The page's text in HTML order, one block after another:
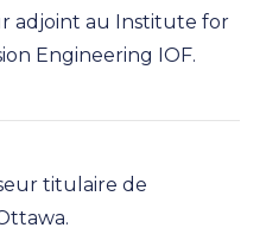
adjoint au Institute for
Engineering IOF.
titulaire de